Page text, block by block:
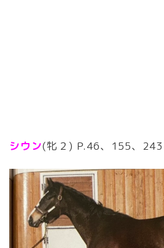
シウン(牝２) P.46、155、243